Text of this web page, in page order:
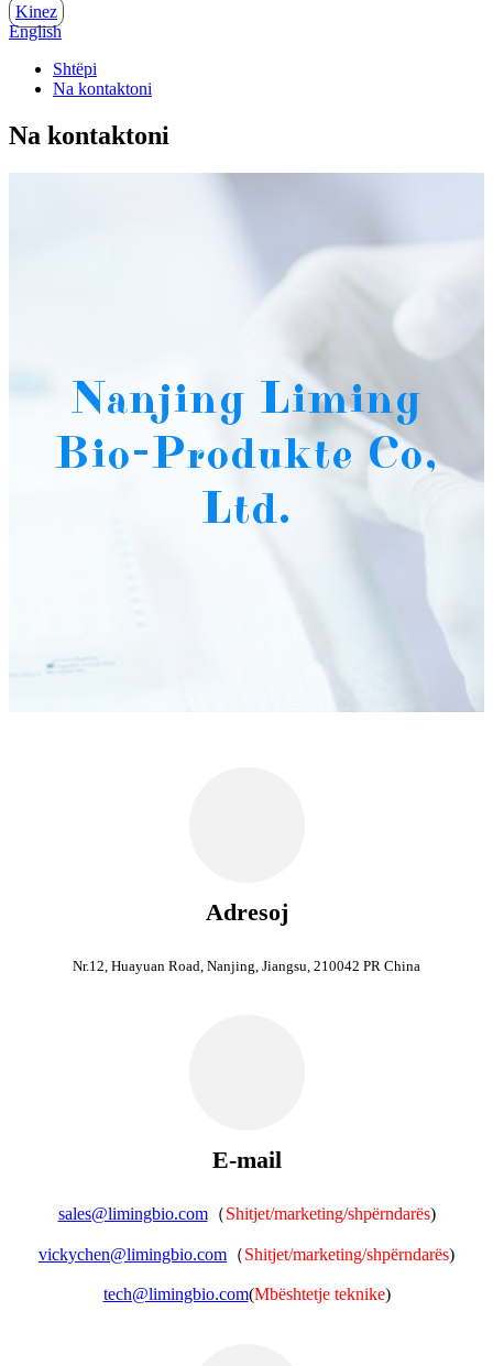
Kinez
English
Shtëpi
Na kontaktoni
Na kontaktoni
Nanjing Liming
Bio-Produkte Co,
Ltd.
Adresoj
Nr.12, Huayuan Road, Nanjing, Jiangsu, 210042 PR China
E-mail
sales@limingbio.com（Shitjet/marketing/shpërndarës)
vickychen@limingbio.com （Shitjet/marketing/shpërndarës)
tech@limingbio.com(Mbështetje teknike)